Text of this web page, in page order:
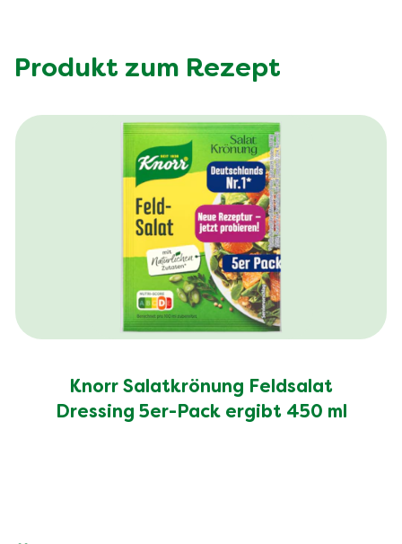
Produkt zum Rezept
Knorr Salatkrönung Feldsalat
Dressing 5er-Pack ergibt 450 ml